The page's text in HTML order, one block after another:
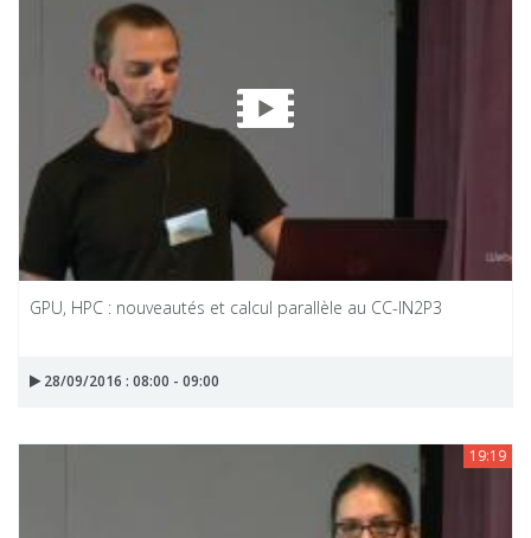
GPU, HPC : nouveautés et calcul parallèle au CC-IN2P3
28/09/2016 : 08:00 - 09:00
19:19